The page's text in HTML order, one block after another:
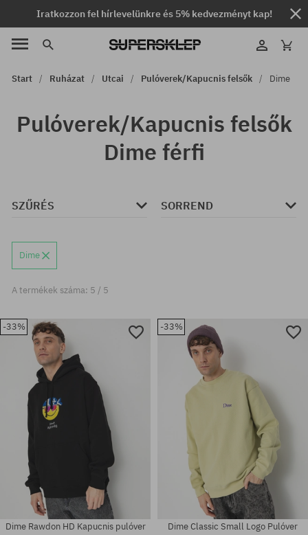
Iratkozzon fel hírlevelünkre és 5% kedvezményt kap!
Start Ruházat Utcai Pulóverek/Kapucnis felsők Dime
Pulóverek/Kapucnis felsők
Dime férfi
SZŰRÉS SORREND
Dime
A termékek száma: 5 / 5
-33%
Dime Rawdon HD Kapucnis pulóver
-33%
Dime Classic Small Logo Pulóver